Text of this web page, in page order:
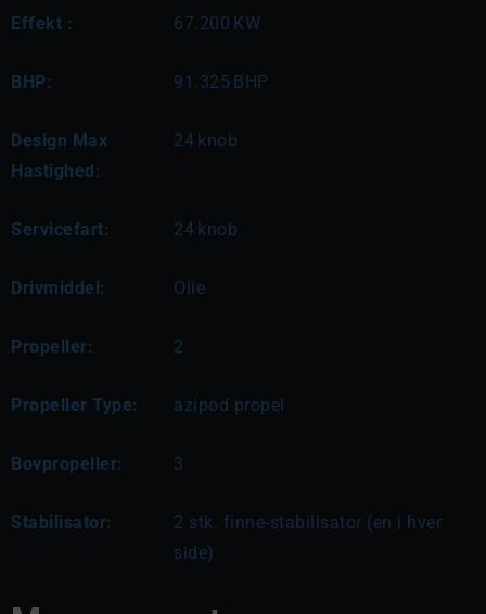
Effekt : 67.200 KW
BHP: 91.325 BHP
Design Max
Hastighed:
24 knob
Servicefart: 24 knob
Drivmiddel: Olie
Propeller: 2
Propeller Type: azipod propel
Bovpropeller: 3
Stabilisator:
2 stk. finne-stabilisator (en i hver
side)